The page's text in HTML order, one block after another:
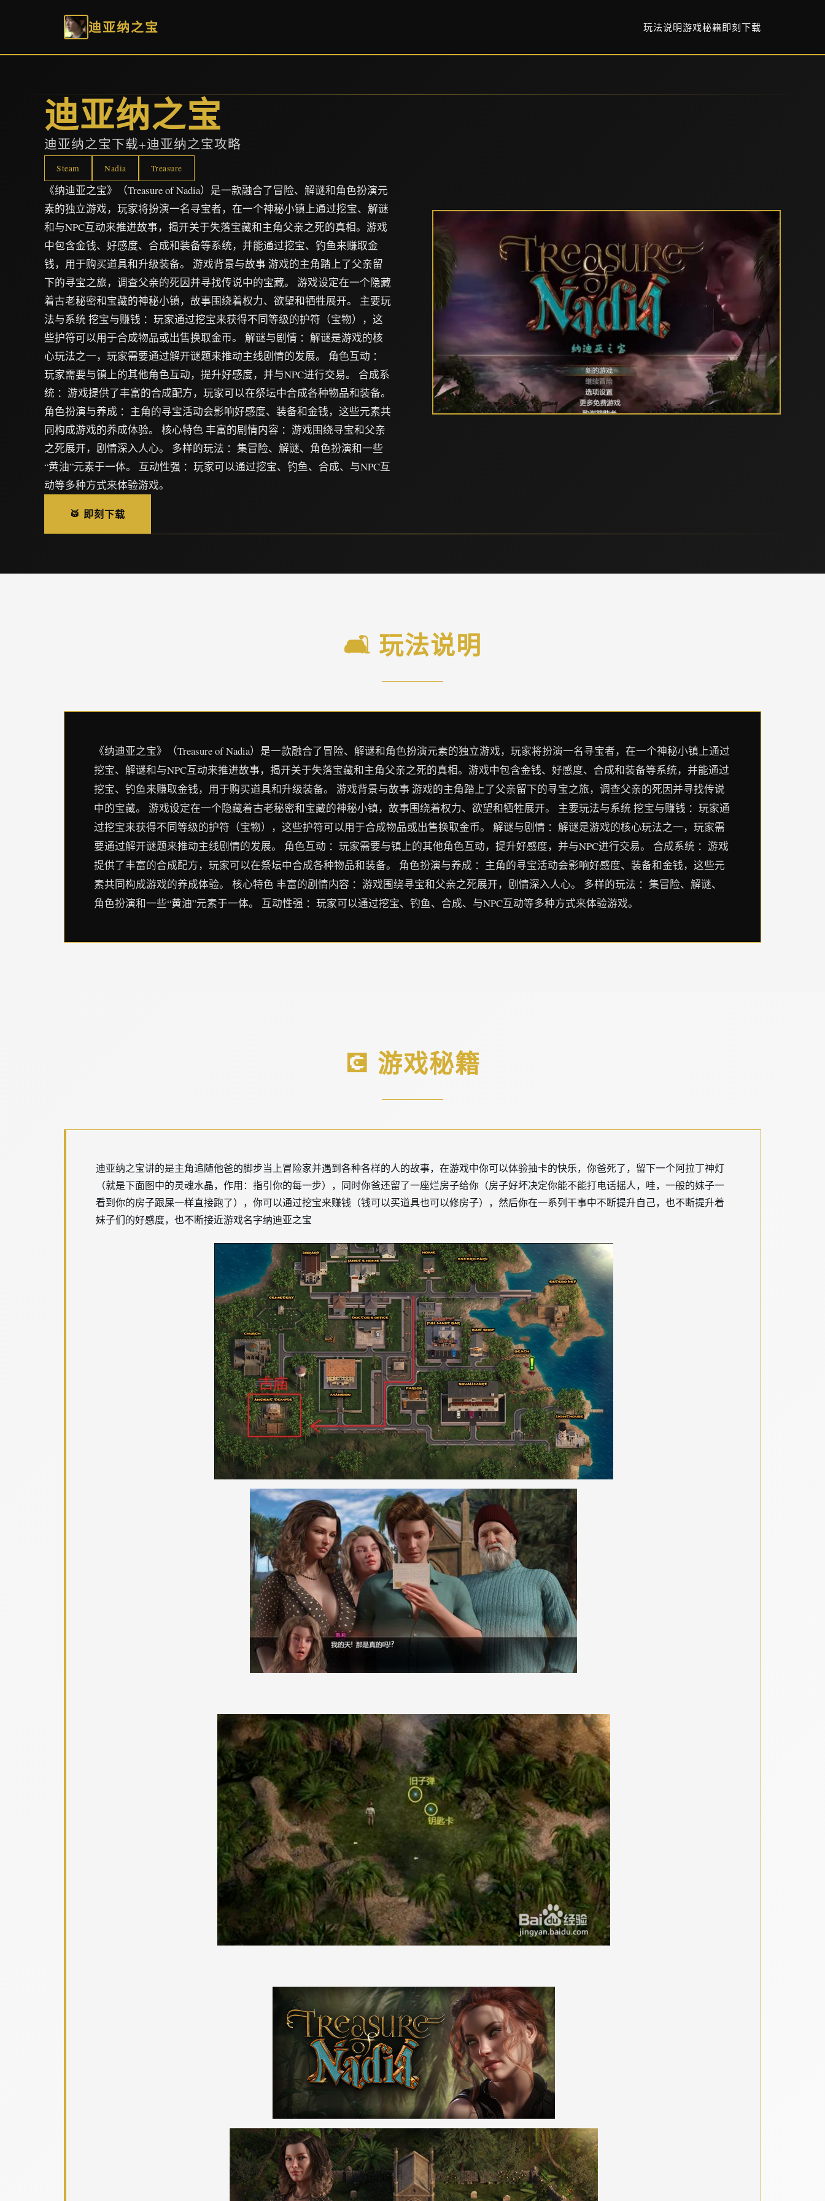
迪亚纳之宝 玩法说明游戏秘籍即刻下载
迪亚纳之宝
迪亚纳之宝下载+迪亚纳之宝攻略
Steam Nadia Treasure
《纳迪亚之宝》（Treasure of Nadia）是一款融合了冒险、解谜和角色扮演元
素的独立游戏，玩家将扮演一名寻宝者，在一个神秘小镇上通过挖宝、解谜
和与NPC互动来推进故事，揭开关于失落宝藏和主角父亲之死的真相。游戏
中包含金钱、好感度、合成和装备等系统，并能通过挖宝、钓鱼来赚取金
钱，用于购买道具和升级装备。 游戏背景与故事 游戏的主角踏上了父亲留
下的寻宝之旅，调查父亲的死因并寻找传说中的宝藏。 游戏设定在一个隐藏
着古老秘密和宝藏的神秘小镇，故事围绕着权力、欲望和牺牲展开。 主要玩
法与系统 挖宝与赚钱 ：玩家通过挖宝来获得不同等级的护符（宝物），这
些护符可以用于合成物品或出售换取金币。 解谜与剧情 ：解谜是游戏的核
心玩法之一，玩家需要通过解开谜题来推动主线剧情的发展。 角色互动 ：
玩家需要与镇上的其他角色互动，提升好感度，并与NPC进行交易。 合成系
统 ：游戏提供了丰富的合成配方，玩家可以在祭坛中合成各种物品和装备。
角色扮演与养成 ：主角的寻宝活动会影响好感度、装备和金钱，这些元素共
同构成游戏的养成体验。 核心特色 丰富的剧情内容 ：游戏围绕寻宝和父亲
之死展开，剧情深入人心。 多样的玩法 ：集冒险、解谜、角色扮演和一些
“黄油”元素于一体。 互动性强 ：玩家可以通过挖宝、钓鱼、合成、与NPC互
动等多种方式来体验游戏。
🥁 即刻下载
🛋️ 玩法说明
《纳迪亚之宝》（Treasure of Nadia）是一款融合了冒险、解谜和角色扮演元素的独立游戏，玩家将扮演一名寻宝者，在一个神秘小镇上通过
挖宝、解谜和与NPC互动来推进故事，揭开关于失落宝藏和主角父亲之死的真相。游戏中包含金钱、好感度、合成和装备等系统，并能通过
挖宝、钓鱼来赚取金钱，用于购买道具和升级装备。 游戏背景与故事 游戏的主角踏上了父亲留下的寻宝之旅，调查父亲的死因并寻找传说
中的宝藏。 游戏设定在一个隐藏着古老秘密和宝藏的神秘小镇，故事围绕着权力、欲望和牺牲展开。 主要玩法与系统 挖宝与赚钱 ：玩家通
过挖宝来获得不同等级的护符（宝物），这些护符可以用于合成物品或出售换取金币。 解谜与剧情 ：解谜是游戏的核心玩法之一，玩家需
要通过解开谜题来推动主线剧情的发展。 角色互动 ：玩家需要与镇上的其他角色互动，提升好感度，并与NPC进行交易。 合成系统 ：游戏
提供了丰富的合成配方，玩家可以在祭坛中合成各种物品和装备。 角色扮演与养成 ：主角的寻宝活动会影响好感度、装备和金钱，这些元
素共同构成游戏的养成体验。 核心特色 丰富的剧情内容 ：游戏围绕寻宝和父亲之死展开，剧情深入人心。 多样的玩法 ：集冒险、解谜、
角色扮演和一些“黄油”元素于一体。 互动性强 ：玩家可以通过挖宝、钓鱼、合成、与NPC互动等多种方式来体验游戏。
💽 游戏秘籍
迪亚纳之宝讲的是主角追随他爸的脚步当上冒险家并遇到各种各样的人的故事，在游戏中你可以体验抽卡的快乐，你爸死了，留下一个阿拉丁神灯
（就是下面图中的灵魂水晶，作用：指引你的每一步），同时你爸还留了一座烂房子给你（房子好坏决定你能不能打电话摇人，哇，一般的妹子一
看到你的房子跟屎一样直接跑了），你可以通过挖宝来赚钱（钱可以买道具也可以修房子），然后你在一系列干事中不断提升自己，也不断提升着
妹子们的好感度，也不断接近游戏名字纳迪亚之宝